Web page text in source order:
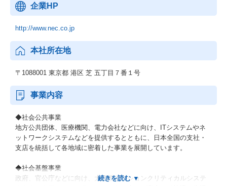
企業HP
http://www.nec.co.jp
本社所在地
〒1088001 東京都 港区 芝 五丁目７番１号
事業内容
◆社会公共事業
地方公共団体、医療機関、電力会社などに向け、ITシステムやネ
ットワークシステムなどを提供するとともに、日本全国の支社・
支店を統括して各地域に密着した事業を展開しています。
◆社会基盤事業
政府、官公庁などに向け、大規模ミッションクリティカルシステ